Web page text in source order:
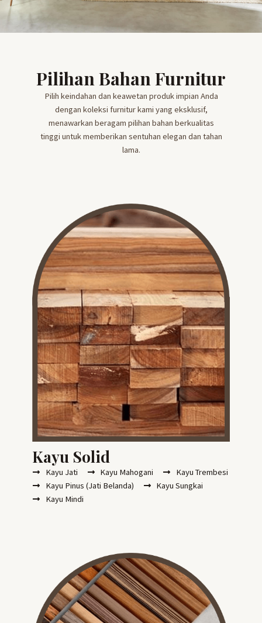
Pilihan Bahan Furnitur
Pilih keindahan dan keawetan produk impian Anda
dengan koleksi furnitur kami yang eksklusif,
menawarkan beragam pilihan bahan berkualitas
tinggi untuk memberikan sentuhan elegan dan tahan
lama.
Kayu Solid
Kayu Jati Kayu Mahogani
Kayu Trembesi
Kayu Pinus (Jati Belanda)
Kayu Sungkai
Kayu Mindi